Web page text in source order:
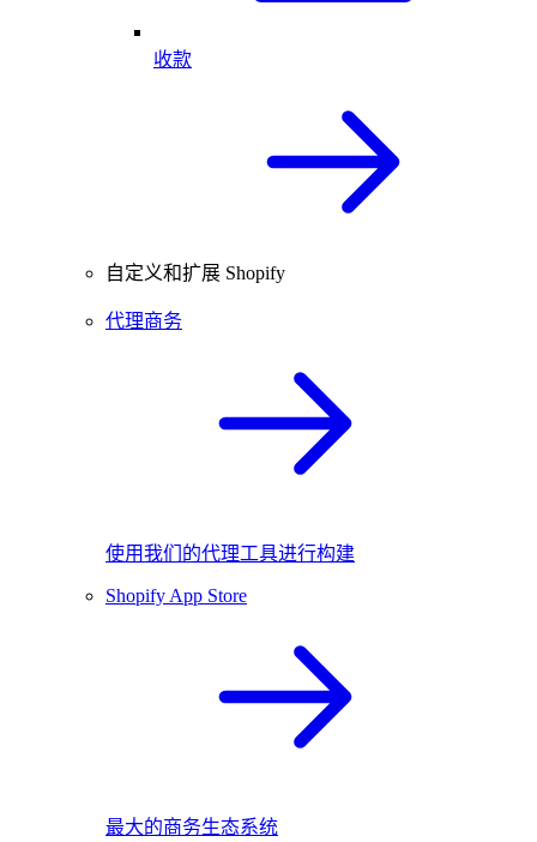
收款
自定义和扩展 Shopify
代理商务
使用我们的代理工具进行构建
Shopify App Store
最大的商务生态系统